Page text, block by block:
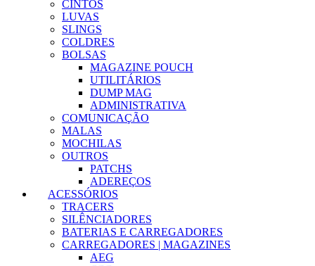
CINTOS
LUVAS
SLINGS
COLDRES
BOLSAS
MAGAZINE POUCH
UTILITÁRIOS
DUMP MAG
ADMINISTRATIVA
COMUNICAÇÃO
MALAS
MOCHILAS
OUTROS
PATCHS
ADEREÇOS
ACESSÓRIOS
TRACERS
SILÊNCIADORES
BATERIAS E CARREGADORES
CARREGADORES | MAGAZINES
AEG